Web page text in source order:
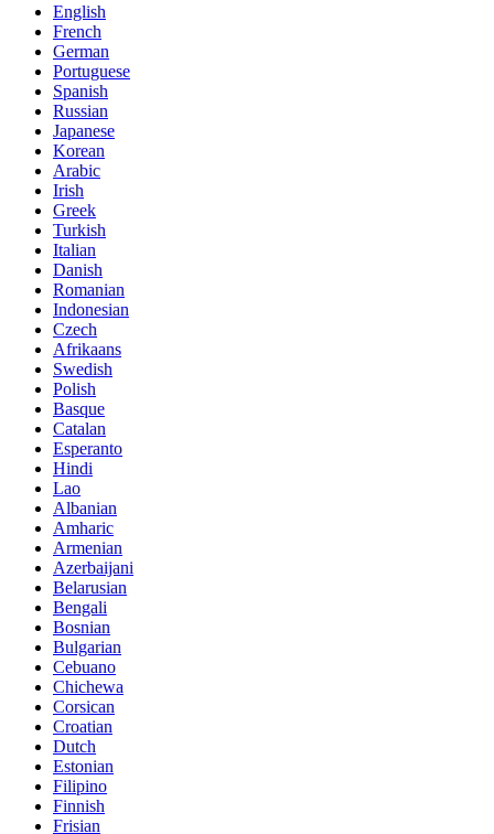
English
French
German
Portuguese
Spanish
Russian
Japanese
Korean
Arabic
Irish
Greek
Turkish
Italian
Danish
Romanian
Indonesian
Czech
Afrikaans
Swedish
Polish
Basque
Catalan
Esperanto
Hindi
Lao
Albanian
Amharic
Armenian
Azerbaijani
Belarusian
Bengali
Bosnian
Bulgarian
Cebuano
Chichewa
Corsican
Croatian
Dutch
Estonian
Filipino
Finnish
Frisian